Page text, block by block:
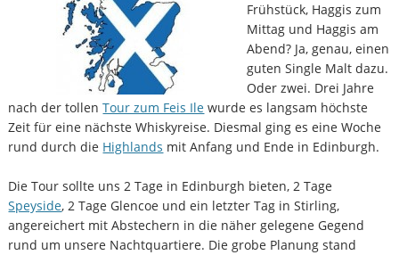
Frühstück, Haggis zum
Mittag und Haggis am
Abend? Ja, genau, einen
guten Single Malt dazu.
Oder zwei. Drei Jahre
nach der tollenTour zum Feis Ile wurde es langsam höchste
Zeit für eine nächste Whiskyreise. Diesmal ging es eine Woche
rund durch die Highlands mit Anfang und Ende in Edinburgh.
Die Tour sollte uns 2 Tage in Edinburgh bieten, 2 Tage
Speyside, 2 Tage Glencoe und ein letzter Tag in Stirling,
angereichert mit Abstechern in die näher gelegene Gegend
rund um unsere Nachtquartiere. Die grobe Planung stand